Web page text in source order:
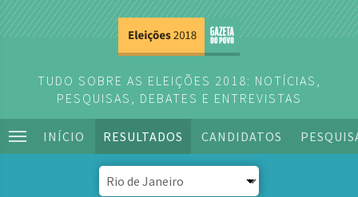
TUDO SOBRE AS ELEIÇÕES 2018: NOTÍCIAS,
PESQUISAS, DEBATES E ENTREVISTAS
INÍCIO RESULTADOS CANDIDATOS